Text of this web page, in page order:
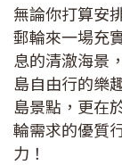
無論你打算安
郵輪來一場充
息的清澈海景
島自由行的樂
島景點，更在
輪需求的優質
力！